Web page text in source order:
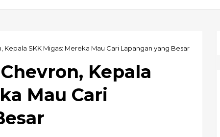
Kepala SKK Migas: Mereka Mau Cari Lapangan yang Besar
Kepala
Mau Cari